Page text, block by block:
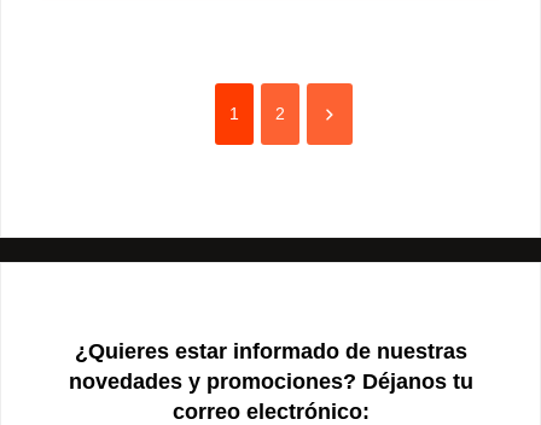
1 2
¿Quieres estar informado de nuestras
novedades y promociones? Déjanos tu
correo electrónico: